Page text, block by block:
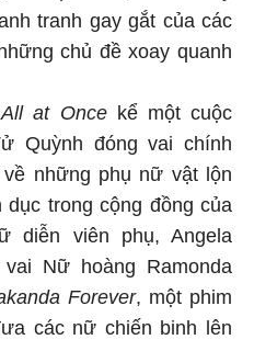
tranh gay gắt của các
chủ đề xoay quanh
at Once kể một cuộc
Quỳnh đóng vai chính
về những phụ nữ vật lộn
trong cộng đồng của
diễn viên phụ, Angela
Nữ hoàng Ramonda
Forever, một phim
các nữ chiến binh lên